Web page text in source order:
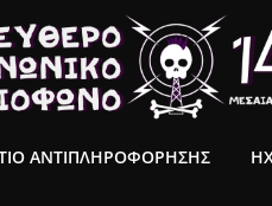
ΑΝΤΙΠΛΗΡΟΦΟΡΗΣΗΣ